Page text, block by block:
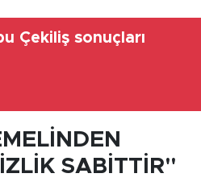
Çekiliş sonuçları
SABİTTİR"